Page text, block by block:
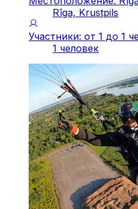
Rīga, Krustpils
Участники: от 1 до 1
1 человек